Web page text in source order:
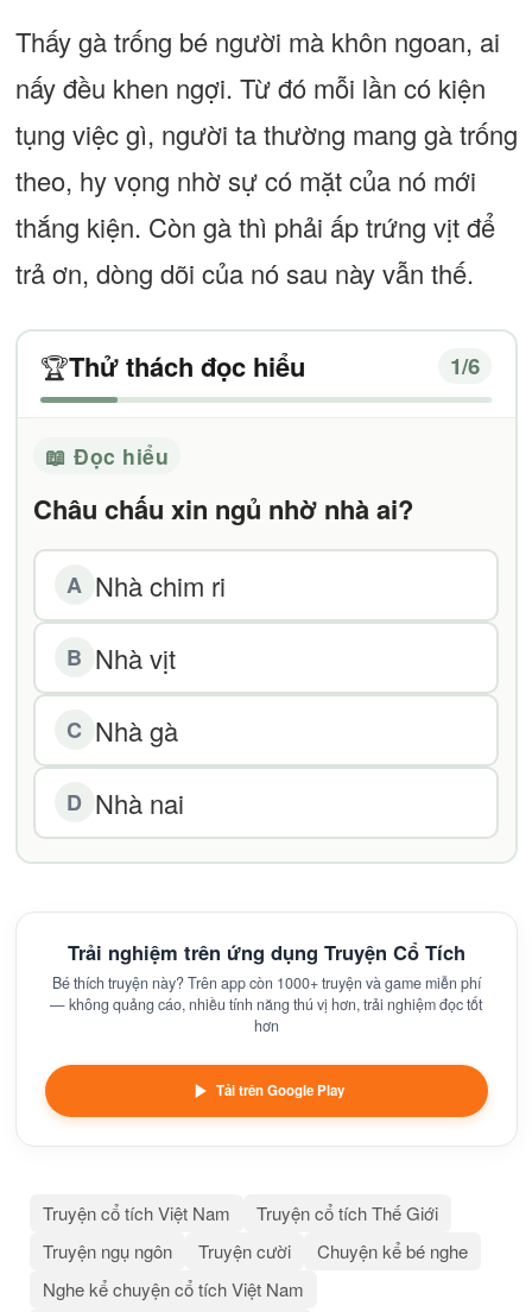
Thấy gà trống bé người mà khôn ngoan, ai
nấy đều khen ngợi. Từ đó mỗi lần có kiện
tụng việc gì, người ta thường mang gà trống
theo, hy vọng nhờ sự có mặt của nó mới
thắng kiện. Còn gà thì phải ấp trứng vịt để
trả ơn, dòng dõi của nó sau này vẫn thế.
🏆Thử thách đọc hiểu 1/6
📖 Đọc hiểu
Châu chấu xin ngủ nhờ nhà ai?
A Nhà chim ri
B Nhà vịt
C Nhà gà
D Nhà nai
Trải nghiệm trên ứng dụng Truyện Cổ Tích
Bé thích truyện này? Trên app còn 1000+ truyện và game miễn phí
— không quảng cáo, nhiều tính năng thú vị hơn, trải nghiệm đọc tốt
hơn
Tải trên Google Play
Truyện cổ tích Việt Nam
Truyện cổ tích Thế Giới
Truyện ngụ ngôn
Truyện cười
Chuyện kể bé nghe
Nghe kể chuyện cổ tích Việt Nam